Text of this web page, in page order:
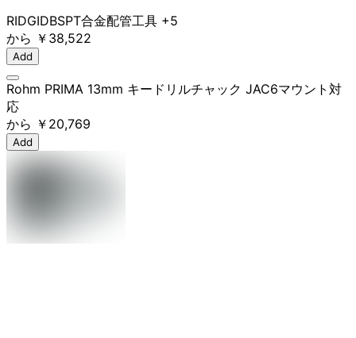
RIDGIDBSPT合金配管工具 +5
から ￥38,522
Add
Rohm PRIMA 13mm キードリルチャック JAC6マウント対
応
から ￥20,769
Add